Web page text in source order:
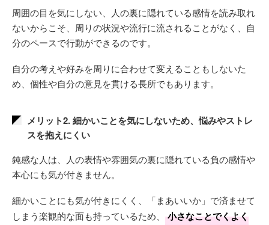
周囲の目を気にしない、人の裏に隠れている感情を読み取れ
ないからこそ、周りの状況や流行に流されることがなく、自
分のペースで行動ができるのです。
自分の考えや好みを周りに合わせて変えることもしないた
め、個性や自分の意見を貫ける長所でもあります。
メリット2. 細かいことを気にしないため、悩みやストレ
スを抱えにくい
鈍感な人は、人の表情や雰囲気の裏に隠れている負の感情や
本心にも気が付きません。
細かいことにも気が付きにくく、「まあいいか」で済ませて
しまう楽観的な面も持っているため、
小さなことでくよく